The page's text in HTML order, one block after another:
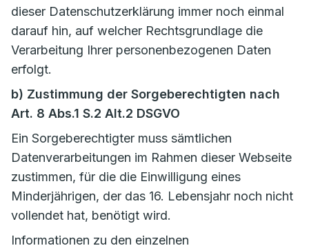
dieser Datenschutzerklärung immer noch einmal
darauf hin, auf welcher Rechtsgrundlage die
Verarbeitung Ihrer personenbezogenen Daten
erfolgt.
b) Zustimmung der Sorgeberechtigten nach
Art. 8 Abs.1 S.2 Alt.2 DSGVO
Ein Sorgeberechtigter muss sämtlichen
Datenverarbeitungen im Rahmen dieser Webseite
zustimmen, für die die Einwilligung eines
Minderjährigen, der das 16. Lebensjahr noch nicht
vollendet hat, benötigt wird.
Informationen zu den einzelnen